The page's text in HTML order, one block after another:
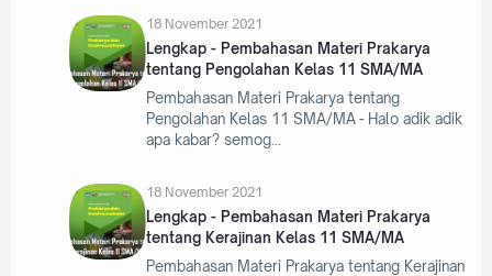
18 November 2021
Lengkap - Pembahasan Materi Prakarya
tentang Pengolahan Kelas 11 SMA/MA
Pembahasan Materi Prakarya tentang
Pengolahan Kelas 11 SMA/MA - Halo adik adik
apa kabar? semog
18 November 2021
Lengkap - Pembahasan Materi Prakarya
tentang Kerajinan Kelas 11 SMA/MA
Pembahasan Materi Prakarya tentang Kerajinan